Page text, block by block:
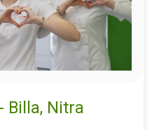
Billa, Nitra